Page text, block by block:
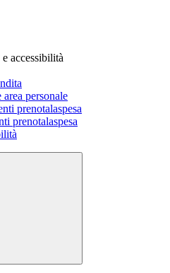
accessibilità
personale
prenotalaspesa
prenotalaspesa